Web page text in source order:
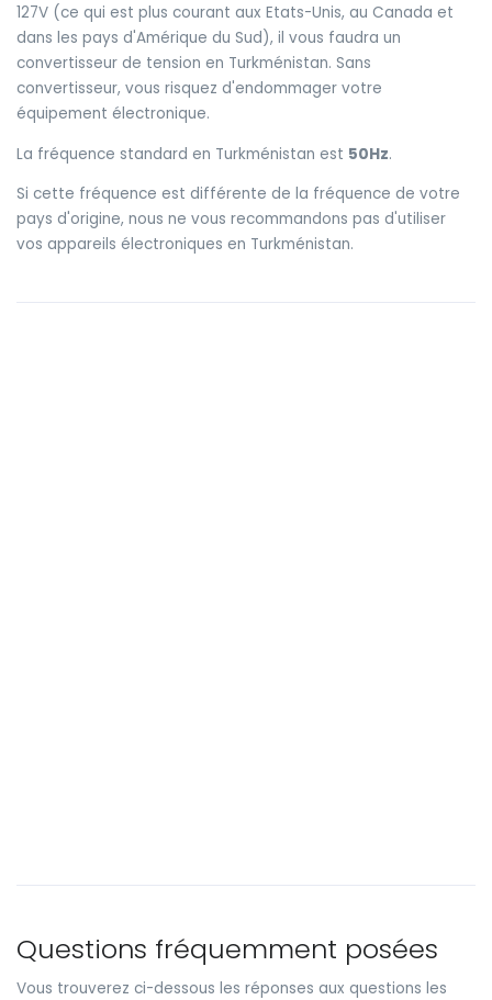
127V (ce qui est plus courant aux Etats-Unis, au Canada et
dans les pays d'Amérique du Sud), il vous faudra un
convertisseur de tension en Turkménistan. Sans
convertisseur, vous risquez d'endommager votre
équipement électronique.
La fréquence standard en Turkménistan est 50Hz.
Si cette fréquence est différente de la fréquence de votre
pays d'origine, nous ne vous recommandons pas d'utiliser
vos appareils électroniques en Turkménistan.
Questions fréquemment posées
Vous trouverez ci-dessous les réponses aux questions les